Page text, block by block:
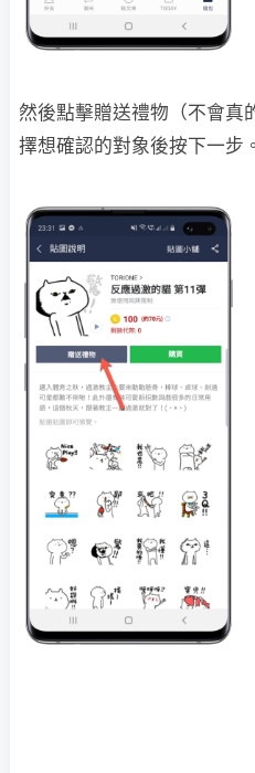
然後點擊贈送禮物（不會真
擇想確認的對象後按下一步。